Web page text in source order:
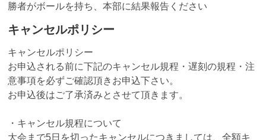
勝者がボールを持ち、本部に結果報告ください
キャンセルポリシー
キャンセルポリシー
お申込される前に下記のキャンセル規程・遅刻の規程・注
意事項を必ずご確認頂きお申込下さい。
お申込後はご了承済みとさせて頂きます。
・キャンセル規程について
大会まで5日を切ったキャンセルにつきましては、全額キ